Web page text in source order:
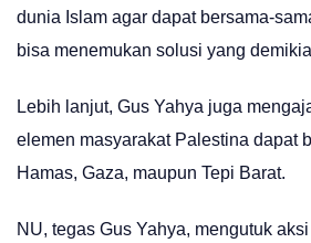
dunia Islam agar dapat bersama-
bisa menemukan solusi yang
Lebih lanjut, Gus Yahya juga
elemen masyarakat Palestina dapat
Hamas, Gaza, maupun Tepi Barat.
NU, tegas Gus Yahya, mengutuk